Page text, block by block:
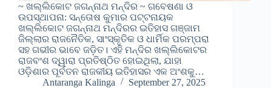
~ ଖଲ୍ଲିକୋଟ ଜଗନ୍ନାଥ ମନ୍ଦିର ~ ଗବେଷଣା ଓ
ଉପସ୍ଥାପନା: ସନ୍ତୋଷ କୁମାର ପଟ୍ଟନାୟକ
ଖଲ୍ଲିକୋଟ ଜଗନ୍ନାଥ ମନ୍ଦିରର ଇତିହାସ ଗଞ୍ଜାମ
ଜିଲ୍ଲାର ରାଜନୈତିକ, ସାଂସ୍କୃତିକ ଓ ଧାର୍ମିକ ପରମ୍ପରା
ସହ ଗଭୀର ଭାବେ ଜଡ଼ିତ। ଏହି ମନ୍ଦିର ଖଲ୍ଲିକୋଟର
ରାଜବଂଶ ଦ୍ୱାରା ପ୍ରତିଷ୍ଠିତ ହୋଇଥିଲା, ଯାହା
ଓଡ଼ିଶାର ପୂର୍ବତନ ରାଜକୀୟ ଇତିହାସର ଏକ ଅଂଶକୁ…
Antaranga Kalinga
September 27, 2025